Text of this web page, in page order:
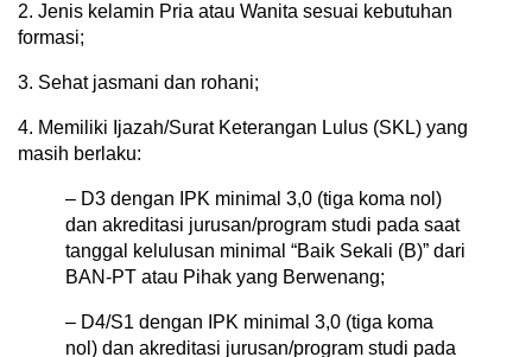
2. Jenis kelamin Pria atau Wanita sesuai kebutuhan
formasi;
3. Sehat jasmani dan rohani;
4. Memiliki Ijazah/Surat Keterangan Lulus (SKL) yang
masih berlaku:
– D3 dengan IPK minimal 3,0 (tiga koma nol)
dan akreditasi jurusan/program studi pada saat
tanggal kelulusan minimal “Baik Sekali (B)” dari
BAN-PT atau Pihak yang Berwenang;
– D4/S1 dengan IPK minimal 3,0 (tiga koma
nol) dan akreditasi jurusan/program studi pada